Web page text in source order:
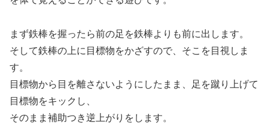
まず鉄棒を握ったら前の足を鉄棒よりも前に出します。
そして鉄棒の上に目標物をかざすので、そこを目視しま
す。
目標物から目を離さないようにしたまま、足を蹴り上げて
目標物をキックし、
そのまま補助つき逆上がりをします。